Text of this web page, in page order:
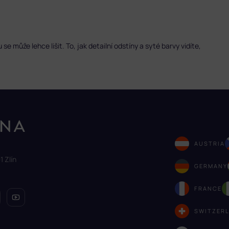
může lehce lišit. To, jak detailní odstíny a syté barvy vidíte,
Zlín
AUSTRIA
GERMANY
FRANCE